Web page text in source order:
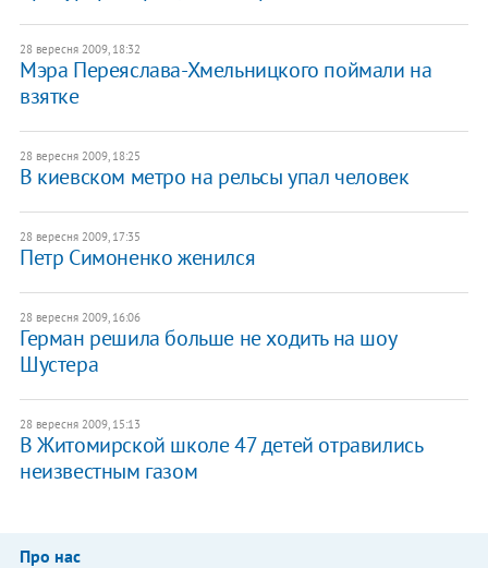
28 вересня 2009, 18:32
Мэра Переяслава-Хмельницкого поймали на
взятке
28 вересня 2009, 18:25
В киевском метро на рельсы упал человек
28 вересня 2009, 17:35
Петр Симоненко женился
28 вересня 2009, 16:06
Герман решила больше не ходить на шоу
Шустера
28 вересня 2009, 15:13
В Житомирской школе 47 детей отравились
неизвестным газом
Про нас